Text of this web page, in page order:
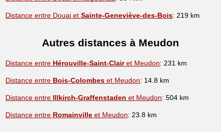
Distance entre Douai etSainte-Geneviève-des-Bois: 219 km
Autres distances à Meudon
Distance entre Hérouville-Saint-Clairet Meudon: 231 km
Distance entre Bois-Colombes et Meudon: 14.8 km
Distance entre Illkirch-Graffenstaden et Meudon: 504 km
Distance entre Romainville et Meudon: 23.8 km